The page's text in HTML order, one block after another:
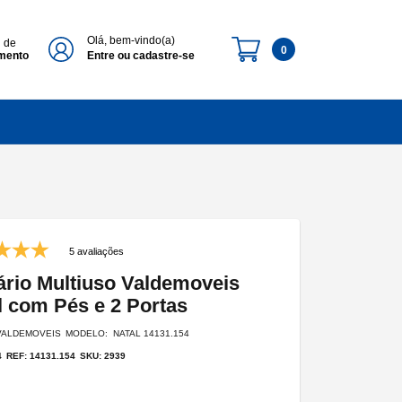
de
Olá, bem-vindo(a)
Entre ou cadastre-se
0
5 avaliações
Multiuso Valdemoveis
com Pés e 2 Portas
MODELO: NATAL 14131.154
REF: 14131.154 SKU: 2939